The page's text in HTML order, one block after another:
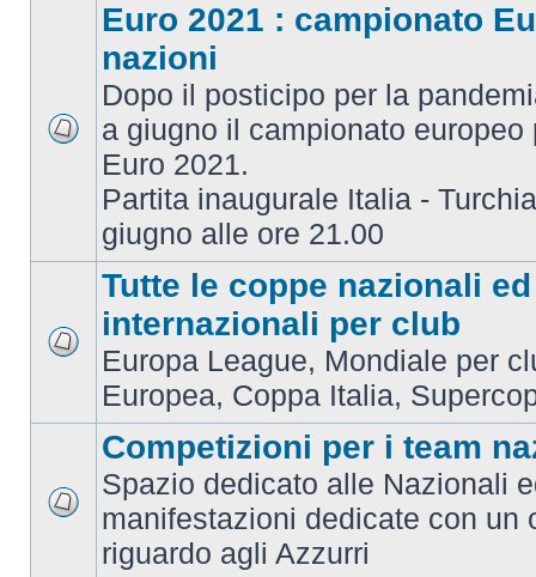
Euro 2021 : campionato
nazioni
Dopo il posticipo per la
a giugno il campionato europeo
Euro 2021.
Partita inaugurale Italia -
giugno alle ore 21.00
Tutte le coppe nazionali ed
internazionali per club
Europa League, Mondiale per
Europea, Coppa Italia,
Competizioni per i team
Spazio dedicato alle Nazionali
manifestazioni dedicate con un
riguardo agli Azzurri